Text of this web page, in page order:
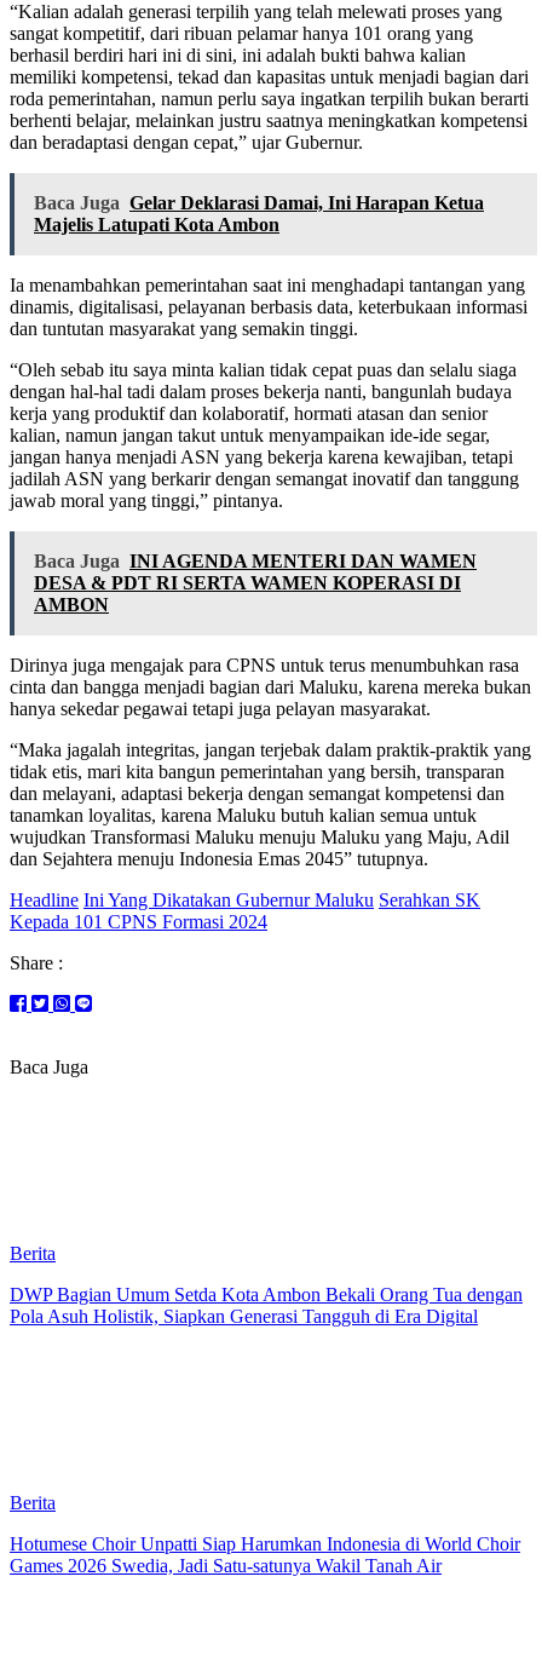
“Kalian adalah generasi terpilih yang telah melewati proses yang
sangat kompetitif, dari ribuan pelamar hanya 101 orang yang
berhasil berdiri hari ini di sini, ini adalah bukti bahwa kalian
memiliki kompetensi, tekad dan kapasitas untuk menjadi bagian dari
roda pemerintahan, namun perlu saya ingatkan terpilih bukan berarti
berhenti belajar, melainkan justru saatnya meningkatkan kompetensi
dan beradaptasi dengan cepat,” ujar Gubernur.
Baca Juga Gelar Deklarasi Damai, Ini Harapan Ketua
Majelis Latupati Kota Ambon
Ia menambahkan pemerintahan saat ini menghadapi tantangan yang
dinamis, digitalisasi, pelayanan berbasis data, keterbukaan informasi
dan tuntutan masyarakat yang semakin tinggi.
“Oleh sebab itu saya minta kalian tidak cepat puas dan selalu siaga
dengan hal-hal tadi dalam proses bekerja nanti, bangunlah budaya
kerja yang produktif dan kolaboratif, hormati atasan dan senior
kalian, namun jangan takut untuk menyampaikan ide-ide segar,
jangan hanya menjadi ASN yang bekerja karena kewajiban, tetapi
jadilah ASN yang berkarir dengan semangat inovatif dan tanggung
jawab moral yang tinggi,” pintanya.
Baca Juga INI AGENDA MENTERI DAN WAMEN
DESA & PDT RI SERTA WAMEN KOPERASI DI
AMBON
Dirinya juga mengajak para CPNS untuk terus menumbuhkan rasa
cinta dan bangga menjadi bagian dari Maluku, karena mereka bukan
hanya sekedar pegawai tetapi juga pelayan masyarakat.
“Maka jagalah integritas, jangan terjebak dalam praktik-praktik yang
tidak etis, mari kita bangun pemerintahan yang bersih, transparan
dan melayani, adaptasi bekerja dengan semangat kompetensi dan
tanamkan loyalitas, karena Maluku butuh kalian semua untuk
wujudkan Transformasi Maluku menuju Maluku yang Maju, Adil
dan Sejahtera menuju Indonesia Emas 2045” tutupnya.
Headline Ini Yang Dikatakan Gubernur Maluku Serahkan SK
Kepada 101 CPNS Formasi 2024
Share :
Baca Juga
Berita
DWP Bagian Umum Setda Kota Ambon Bekali Orang Tua dengan
Pola Asuh Holistik, Siapkan Generasi Tangguh di Era Digital
Berita
Hotumese Choir Unpatti Siap Harumkan Indonesia di World Choir
Games 2026 Swedia, Jadi Satu-satunya Wakil Tanah Air